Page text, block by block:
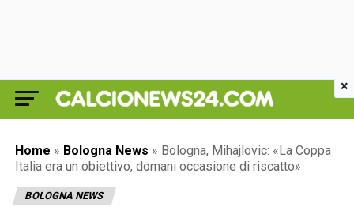
Home » Bologna News » Bologna, Mihajlovic: «La Coppa
Italia era un obiettivo, domani occasione di riscatto»
BOLOGNA NEWS
×